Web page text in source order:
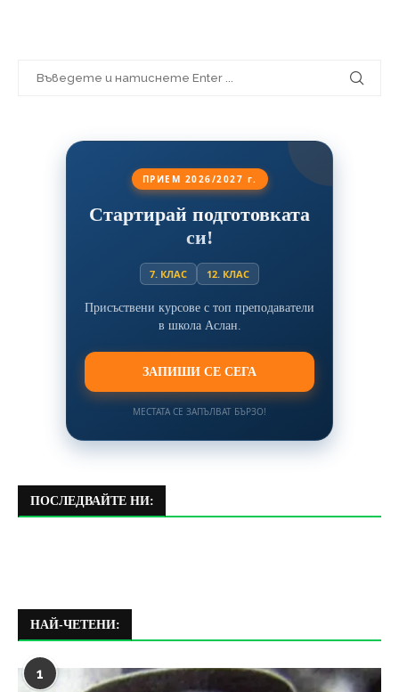
ПРИЕМ 2026/2027 г.
Стартирай подготовката
си!
7. КЛАС 12. КЛАС
Присъствени курсове с топ преподаватели
в школа Аслан.
ЗАПИШИ СЕ СЕГА
МЕСТАТА СЕ ЗАПЪЛВАТ БЪРЗО!
ПОСЛЕДВАЙТЕ НИ:
НАЙ-ЧЕТЕНИ:
1